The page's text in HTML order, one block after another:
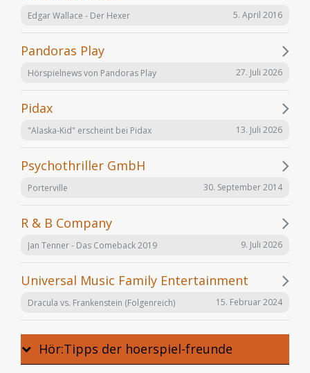
Edgar Wallace - Der Hexer 5. April 2016
Pandoras Play
Hörspielnews von Pandoras Play 27. Juli 2026
Pidax
"Alaska-Kid" erscheint bei Pidax 13. Juli 2026
Psychothriller GmbH
Porterville 30. September 2014
R & B Company
Jan Tenner - Das Comeback 2019 9. Juli 2026
Universal Music Family Entertainment
Dracula vs. Frankenstein (Folgenreich) 15. Februar 2024
Hör:Tipps der hoerspiel-freunde